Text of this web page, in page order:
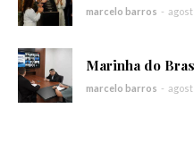
marcelo barros -
Marinha do
marcelo barros -